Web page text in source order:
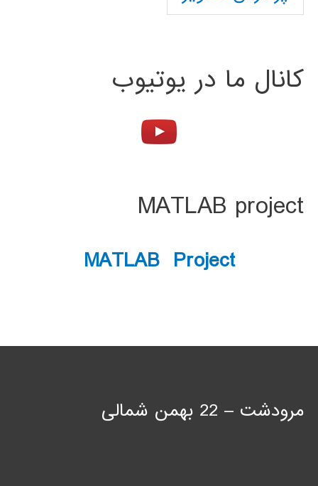
کانال ما در یوتیوب
MATLAB project
MATLAB Project
مرودشت – 22 بهمن شمالی